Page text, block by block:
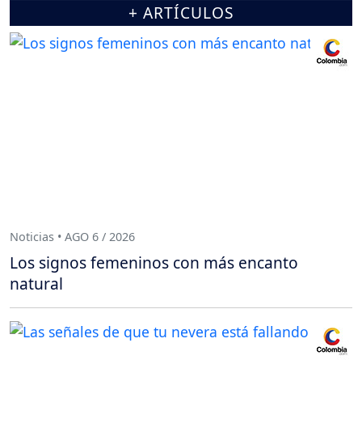
+ ARTÍCULOS
Noticias • AGO 6 / 2026
Los signos femeninos con más encanto
natural